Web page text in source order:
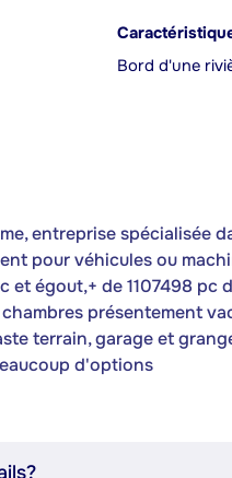
Bord d'une
entreprise
pour véhicules ou
et égout,+ de 1107498
présentement
terrain, garage et
d'options